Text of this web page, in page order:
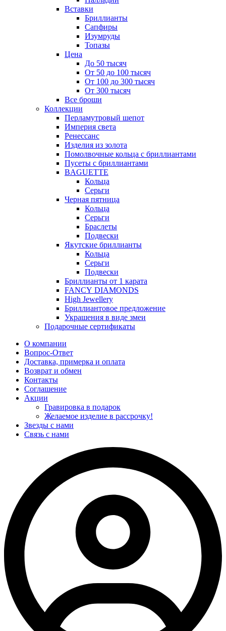
Вставки
Бриллианты
Сапфиры
Изумруды
Топазы
Цена
До 50 тысяч
От 50 до 100 тысяч
От 100 до 300 тысяч
От 300 тысяч
Все броши
Коллекции
Перламутровый шепот
Империя света
Ренессанс
Изделия из золота
Помолвочные кольца с бриллиантами
Пусеты с бриллиантами
BAGUETTE
Кольца
Серьги
Черная пятница
Кольца
Серьги
Браслеты
Подвески
Якутские бриллианты
Кольца
Серьги
Подвески
Бриллианты от 1 карата
FANCY DIAMONDS
High Jewellery
Бриллиантовое предложение
Украшения в виде змеи
Подарочные сертификаты
О компании
Вопрос-Ответ
Доставка, примерка и оплата
Возврат и обмен
Контакты
Соглашение
Акции
Гравировка в подарок
Желаемое изделие в рассрочку!
Звезды с нами
Связь с нами